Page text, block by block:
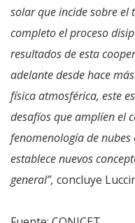
solar que incide sobre el
completo el proceso
resultados de esta
adelante desde hace
física atmosférica, este
desafíos que amplíen el
fenomenología de
establece nuevos
general”, concluye